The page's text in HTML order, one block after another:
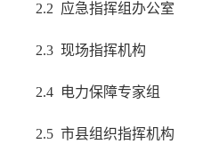
2.2 应急指挥组办公室
2.3 现场指挥机构
2.4 电力保障专家组
2.5 市县组织指挥机构